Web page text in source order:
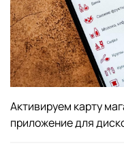
Активируем карту
приложение для